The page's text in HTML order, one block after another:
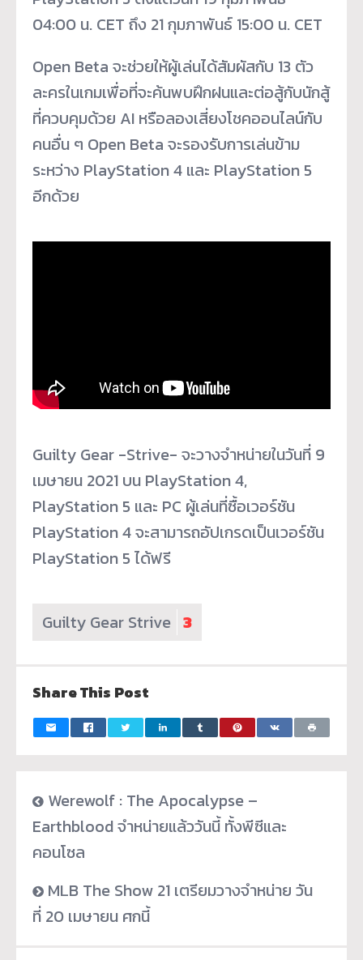
04:00 น. CET ถึง 21 กุมภาพันธ์ 15:00 น. CET
Open Beta จะช่วยให้ผู้เล่นได้สัมผัสกับ 13 ตัว
ละครในเกมเพื่อที่จะค้นพบฝึกฝนและต่อสู้กับนักสู้
ที่ควบคุมด้วย AI หรือลองเสี่ยงโชคออนไลน์กับ
คนอื่น ๆ Open Beta จะรองรับการเล่นข้าม
ระหว่าง PlayStation 4 และ PlayStation 5
อีกด้วย
Guilty Gear -Strive- จะวางจำหน่ายในวันที่ 9
เมษายน 2021 บน PlayStation 4,
PlayStation 5 และ PC ผู้เล่นที่ซื้อเวอร์ชัน
PlayStation 4 จะสามารถอัปเกรดเป็นเวอร์ชัน
PlayStation 5 ได้ฟรี
Guilty Gear Strive 3
Share This Post
Werewolf : The Apocalypse –
Earthblood จำหน่ายแล้ววันนี้ ทั้งพีซีและ
คอนโซล
MLB The Show 21 เตรียมวางจำหน่าย วัน
ที่ 20 เมษายน ศกนี้